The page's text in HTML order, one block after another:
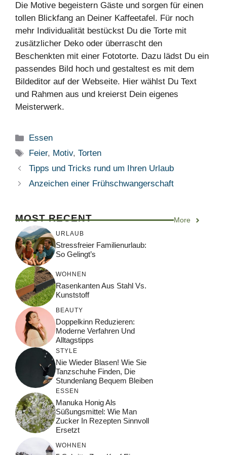
Die Motive begeistern Gäste und sorgen für einen
tollen Blickfang an Deiner Kaffeetafel. Für noch
mehr Individualität bestückst Du die Torte mit
zusätzlicher Deko oder überrascht den
Beschenkten mit einer Fototorte. Dazu lädst Du ein
passendes Bild hoch und gestaltest es mit dem
Bildeditor auf der Webseite. Hier wählst Du Text
und Rahmen aus und kreierst Dein eigenes
Meisterwerk.
Kategorien
Essen
Schlagwörter
Feier, Motiv,Torten
Tipps und Tricks rund um Ihren Urlaub
Anzeichen einer Frühschwangerschaft
MOST RECENT More
URLAUB
Stressfreier Familienurlaub:
So Gelingt’s
WOHNEN
Rasenkanten Aus Stahl Vs.
Kunststoff
BEAUTY
Doppelkinn Reduzieren:
Moderne Verfahren Und
Alltagstipps
STYLE
Nie Wieder Blasen! Wie Sie
Tanzschuhe Finden, Die
Stundenlang Bequem Bleiben
ESSEN
Manuka Honig Als
Süßungsmittel: Wie Man
Zucker In Rezepten Sinnvoll
Ersetzt
WOHNEN